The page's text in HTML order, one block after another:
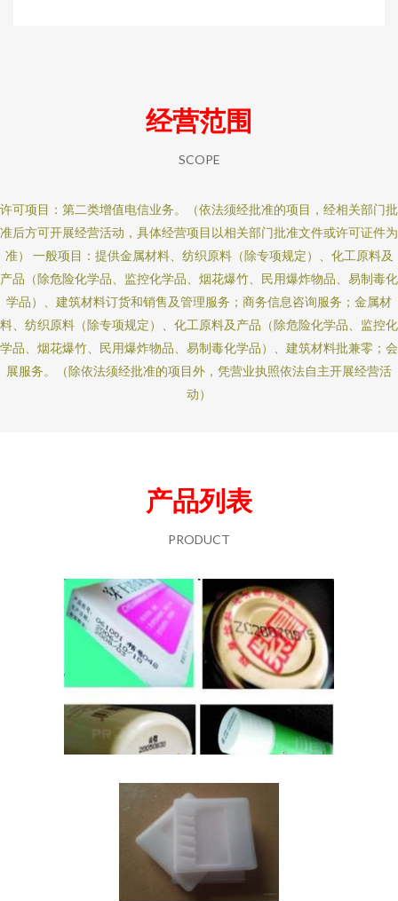
经营范围
SCOPE
许可项目：第二类增值电信业务。（依法须经批准的项目，经相关部门批
准后方可开展经营活动，具体经营项目以相关部门批准文件或许可证件为
准） 一般项目：提供金属材料、纺织原料（除专项规定）、化工原料及
产品（除危险化学品、监控化学品、烟花爆竹、民用爆炸物品、易制毒化
学品）、建筑材料订货和销售及管理服务；商务信息咨询服务；金属材
料、纺织原料（除专项规定）、化工原料及产品（除危险化学品、监控化
学品、烟花爆竹、民用爆炸物品、易制毒化学品）、建筑材料批兼零；会
展服务。（除依法须经批准的项目外，凭营业执照依法自主开展经营活
动）
产品列表
PRODUCT